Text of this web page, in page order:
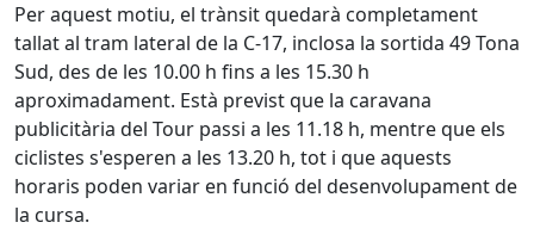
Per aquest motiu, el trànsit quedarà completament
tallat al tram lateral de la C-17, inclosa la sortida 49 Tona
Sud, des de les 10.00 h fins a les 15.30 h
aproximadament. Està previst que la caravana
publicitària del Tour passi a les 11.18 h, mentre que els
ciclistes s'esperen a les 13.20 h, tot i que aquests
horaris poden variar en funció del desenvolupament de
la cursa.